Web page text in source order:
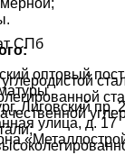
оптовый
Лиговский пр.
улица, д. 17